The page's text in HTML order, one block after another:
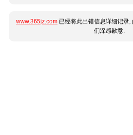
www.365jz.com 已经将此出错信息详细记录
们深感歉意.